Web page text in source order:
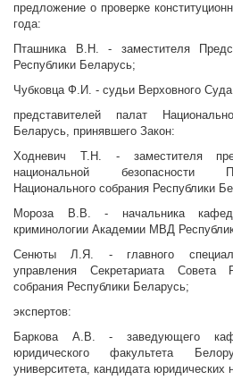
предложение о проверке
года:
Пташника В.Н. - заместителя
Республики Беларусь;
Чубковца Ф.И. - судьи Верховного
представителей палат
Беларусь, принявшего Закон:
Ходневич Т.Н. - заместителя
национальной безопасности
Национального собрания Республики
Мороза В.В. - начальника
криминологии Академии МВД
Сенюты Л.Я. - главного
управления Секретариата Совета
собрания Республики Беларусь;
экспертов:
Баркова А.В. - заведующего
юридического факультета
университета, кандидата юридических